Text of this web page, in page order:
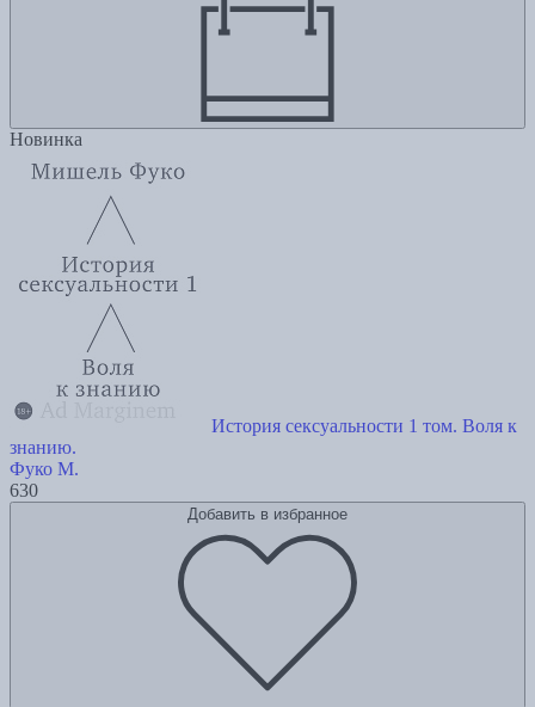
Новинка
История сексуальности 1 том. Воля к
знанию.
Фуко М.
630
Добавить в избранное